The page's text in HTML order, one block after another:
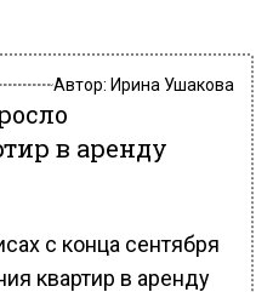
Автор: Ирина Ушакова
в аренду
с конца сентября
квартир в аренду